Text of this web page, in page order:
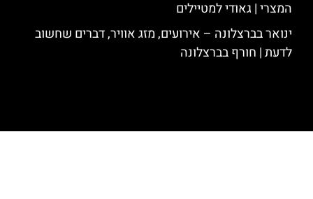
המצרי | גאודי למטיילים
ינואר בברצלונה – אירועים, מזג אוויר, דברים שחשוב
לדעת | חורף בברצלונה